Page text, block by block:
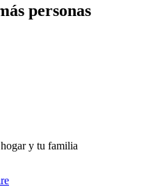
personas
y tu familia